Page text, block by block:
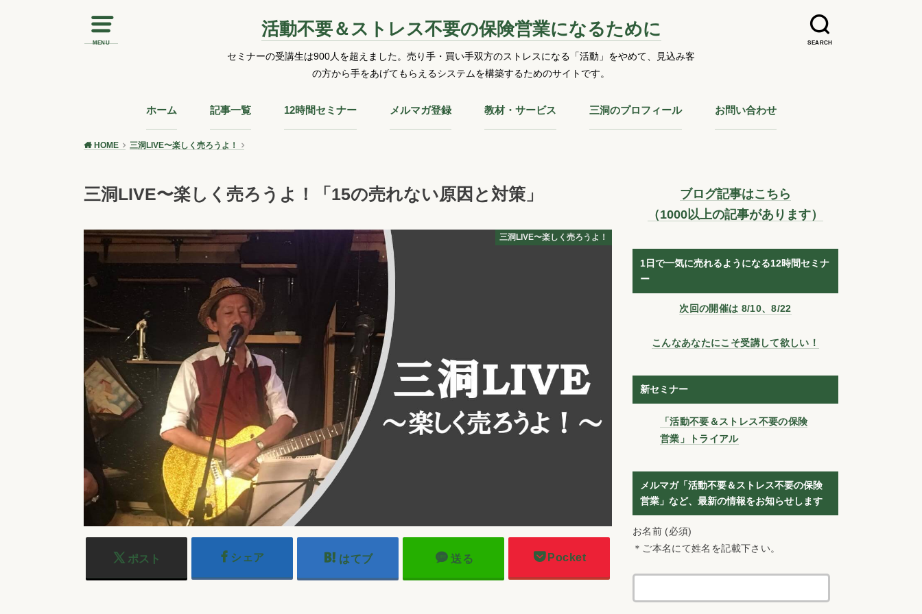
MENU SEARCH
活動不要＆ストレス不要の保険営業になるために
セミナーの受講生は900人を超えました。売り手・買い手双方のストレスになる「活動」をやめて、見込み客
の方から手をあげてもらえるシステムを構築するためのサイトです。
ホーム 記事一覧 12時間セミナー メルマガ登録 教材・サービス 三洞のプロフィール お問い合わせ
HOME 三洞LIVE〜楽しく売ろうよ！
三洞LIVE〜楽しく売ろうよ！「15の売れない原因と対策」
三洞LIVE〜楽しく売ろうよ！
ポスト シェア はてブ 送る Pocket
ブログ記事はこちら
（1000以上の記事があります）
1日で一気に売れるようになる12時間セミナ
ー
次回の開催は 8/10、8/22
こんなあなたにこそ受講して欲しい！
新セミナー
「活動不要＆ストレス不要の保険
営業」トライアル
メルマガ「活動不要＆ストレス不要の保険
営業」など、最新の情報をお知らせします
お名前 (必須)
＊ご本名にて姓名を記載下さい。